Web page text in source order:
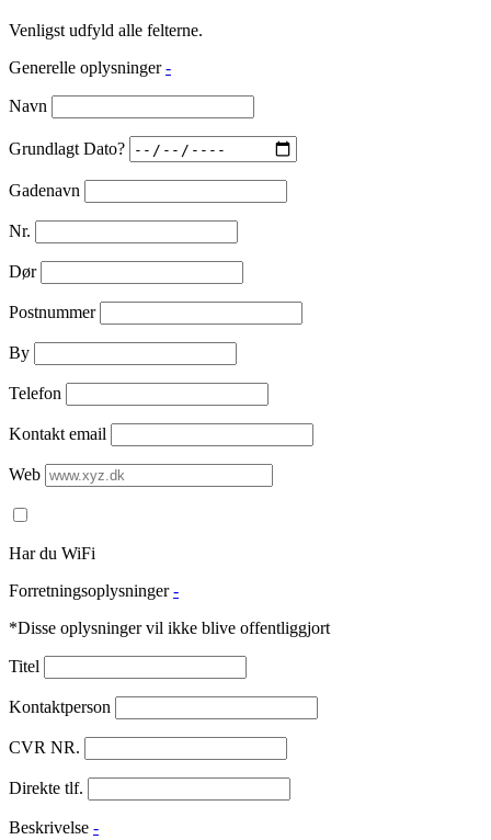
Venligst udfyld alle felterne.
Generelle oplysninger -
Navn
Grundlagt Dato?
Gadenavn
Nr.
Dør
Postnummer
By
Telefon
Kontakt email
Web
Har du WiFi
Forretningsoplysninger -
*Disse oplysninger vil ikke blive offentliggjort
Titel
Kontaktperson
CVR NR.
Direkte tlf.
Beskrivelse -